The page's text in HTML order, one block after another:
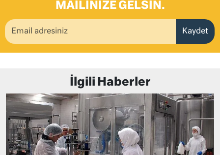
MAILINIZE GELSIN.
Kaydet
İlgili Haberler